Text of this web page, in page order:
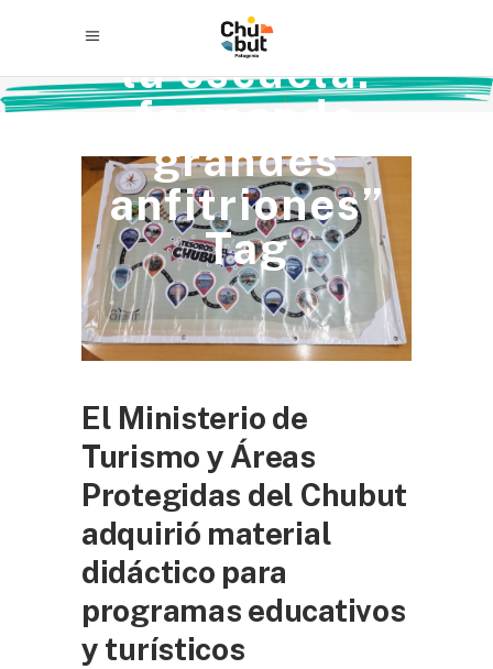
turismo va a
la escuela:
formando
grandes
anfitriones”
Tag
El Ministerio de
Turismo y Áreas
Protegidas del Chubut
adquirió material
didáctico para
programas educativos
y turísticos